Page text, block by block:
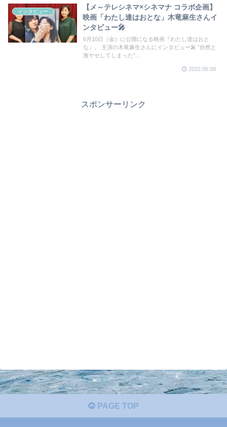
インタビュー
【メ～テレシネマ×シネマナ コラボ企画】
映画「わたし達はおとな」木竜麻生さんイ
ンタビュー🎤
6月10日（金）に公開になる映画『わたし達はおと
な』。 主演の木竜麻生さんにインタビュー🎤 ”自然と
激ヤセしてしまった”...
2022.06.08
スポンサーリンク
PAGE TOP